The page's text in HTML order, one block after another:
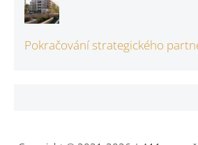
Pokračování strategického